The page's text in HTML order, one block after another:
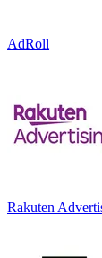
AdRoll
Rakuten